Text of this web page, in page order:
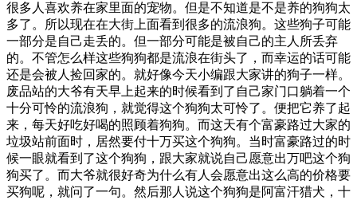
很多人喜欢养在家里面的宠物。但是不知道是不是养的狗狗太
多了。所以现在在大街上面看到很多的流浪狗。这些狗子可能
一部分是自己走丢的。但一部分可能是被自己的主人所丢弃
的。不管怎么样这些狗狗都是流浪在街头了，而幸运的话可能
还是会被人捡回家的。就好像今天小编跟大家讲的狗子一样。
废品站的大爷有天早上起来的时候看到了自己家门口躺着一个
十分可怜的流浪狗，就觉得这个狗狗太可怜了。便把它养了起
来，每天好吃好喝的照顾着狗狗。而这天有个富豪路过大家的
垃圾站前面时，居然要付十万买这个狗狗。当时富豪路过的时
候一眼就看到了这个狗狗，跟大家就说自己愿意出万吧这个狗
狗买了。而大爷就很好奇为什么有人会愿意出这么高的价格要
买狗呢，就问了一句。然后那人说这个狗狗是阿富汗猎犬，十